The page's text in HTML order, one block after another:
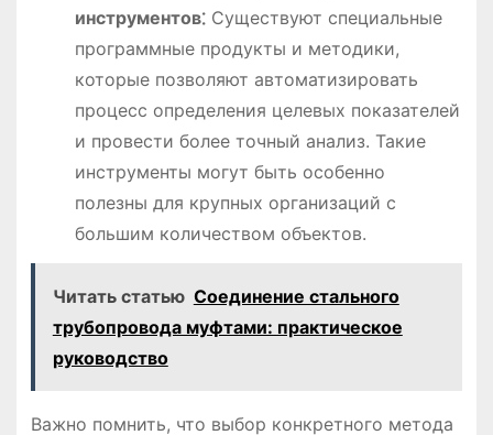
инструментов⁚Существуют специальные
программные продукты и методики,
которые позволяют автоматизировать
процесс определения целевых показателей
и провести более точный анализ. Такие
инструменты могут быть особенно
полезны для крупных организаций с
большим количеством объектов.
Читать статью Соединение стального
трубопровода муфтами: практическое
руководство
Важно помнить, что выбор конкретного метода